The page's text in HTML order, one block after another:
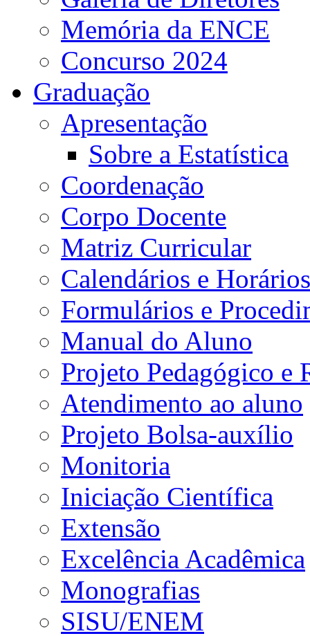
Memória da ENCE
Concurso 2024
Graduação
Apresentação
Sobre a Estatística
Coordenação
Corpo Docente
Matriz Curricular
Calendários e Horários
Formulários e
Manual do Aluno
Projeto Pedagógico e
Atendimento ao aluno
Projeto Bolsa-auxílio
Monitoria
Iniciação Científica
Extensão
Excelência Acadêmica
Monografias
SISU/ENEM